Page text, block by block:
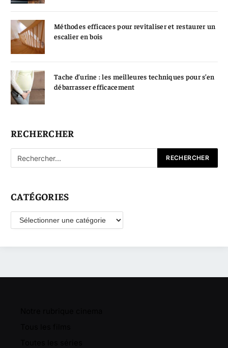
Méthodes efficaces pour revitaliser et restaurer un
escalier en bois
Tache d’urine : les meilleures techniques pour s’en
débarrasser efficacement
RECHERCHER
CATÉGORIES
Catégories